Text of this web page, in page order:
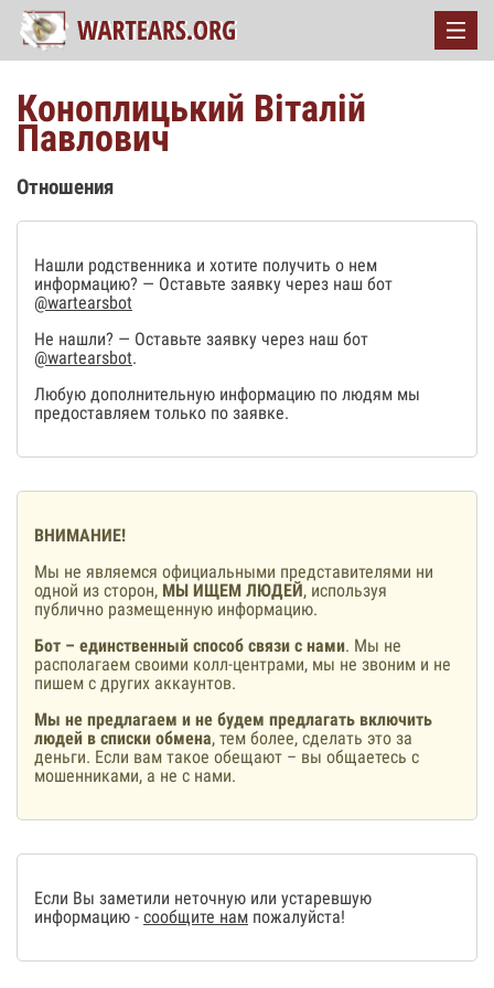
Коноплицький Віталій
Павлович
Отношения
Нашли родственника и хотите получить о нем
информацию? — Оставьте заявку через наш бот
@wartearsbot
Не нашли? — Оставьте заявку через наш бот
@wartearsbot.
Любую дополнительную информацию по людям мы
предоставляем только по заявке.
ВНИМАНИЕ!
Мы не являемся официальными представителями ни
одной из сторон, МЫ ИЩЕМ ЛЮДЕЙ, используя
публично размещенную информацию.
Бот – единственный способ связи с нами. Мы не
располагаем своими колл-центрами, мы не звоним и не
пишем с других аккаунтов.
Мы не предлагаем и не будем предлагать включить
людей в списки обмена, тем более, сделать это за
деньги. Если вам такое обещают – вы общаетесь с
мошенниками, а не с нами.
Если Вы заметили неточную или устаревшую
информацию - сообщите нам пожалуйста!